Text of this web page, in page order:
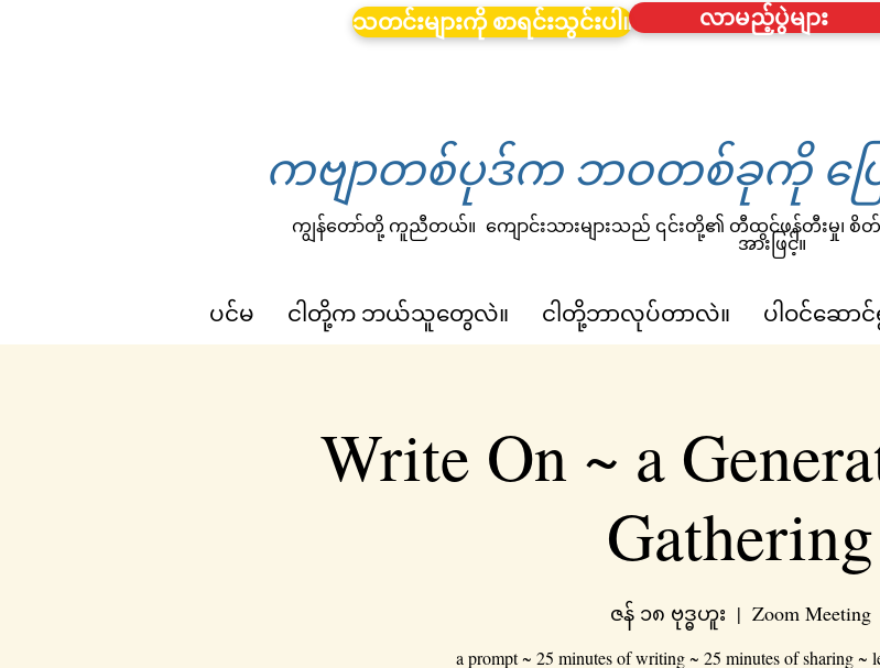
သတင်းများကို စာရင်းသွင်းပါ။ လာမည့်ပွဲများ
ကဗျာတစ်ပုဒ်က ဘဝတစ်ခုကို ပြ
ကျွန်တော်တို့ ကူညီတယ်။ ကျောင်းသားများသည် ၎င်းတို့၏ တီထွင်ဖန်တီးမှု၊
အားဖြင့်။
ပင်မ ငါတို့က ဘယ်သူတွေလဲ။ ငါတို့ဘာလုပ်တာလဲ။ ပါဝင်ဆော
Write On ~ a
Gathering
ဇန် ၁၈ ဗုဒ္ဓဟူး
  |
Zoom Meeting
a prompt ~ 25 minutes of writing ~ 25 minutes of sharing ~